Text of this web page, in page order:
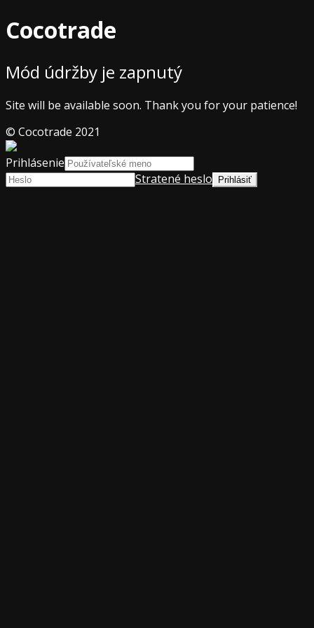
Cocotrade
Mód údržby je zapnutý
Site will be available soon. Thank you for your patience!
© Cocotrade 2021
Prihlásenie
Stratené heslo